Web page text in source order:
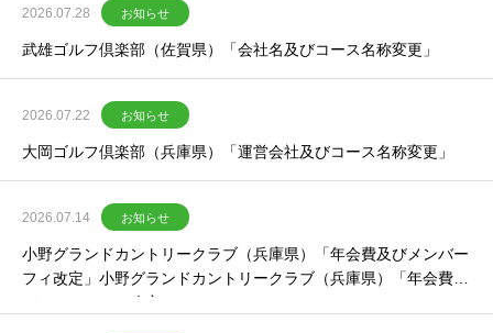
2026.07.28 お知らせ
武雄ゴルフ倶楽部（佐賀県）「会社名及びコース名称変更」
2026.07.22 お知らせ
大岡ゴルフ倶楽部（兵庫県）「運営会社及びコース名称変更」
2026.07.14 お知らせ
小野グランドカントリークラブ（兵庫県）「年会費及びメンバー
フィ改定」小野グランドカントリークラブ（兵庫県）「年会費及
びメンバーフィ改定」